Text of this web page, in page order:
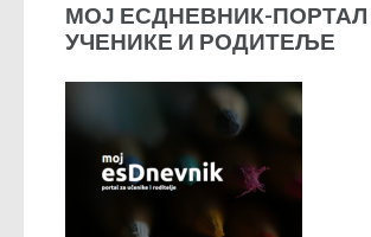
МОЈ ЕСДНЕВНИК-ПОРТАЛ
УЧЕНИКЕ И РОДИТЕЉЕ